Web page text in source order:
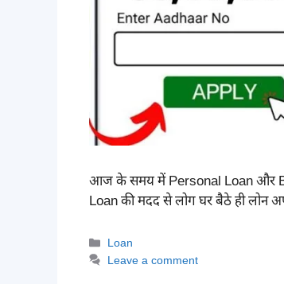
आज के समय में Personal Loan और
Loan की मदद से लोग घर बैठे ही लोन
Categories
Loan
Leave a comment